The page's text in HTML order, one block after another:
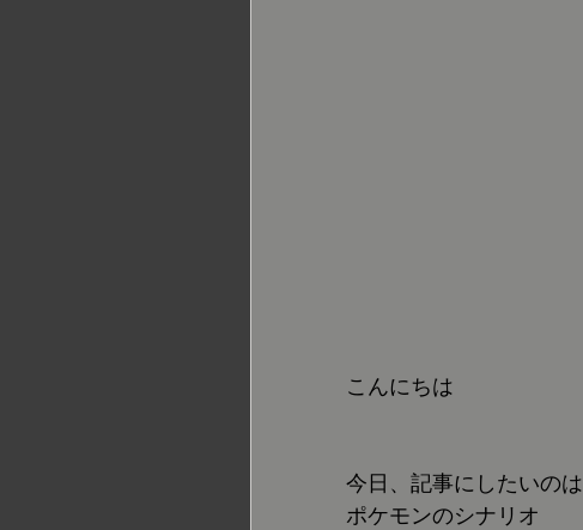
こんにちは
今日、記事にしたいのは
ポケモンのシナリオ